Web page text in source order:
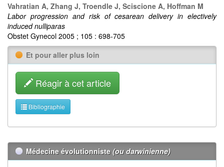
Vahratian A, Zhang J, Troendle J, Sciscione A, Hoffman M
Labor progression and risk of cesarean delivery in electively
induced nulliparas
Obstet Gynecol 2005 ; 105 : 698-705
Et pour aller plus loin
Réagir à cet article
Bibliographie
Médecine évolutionniste (ou darwinienne)